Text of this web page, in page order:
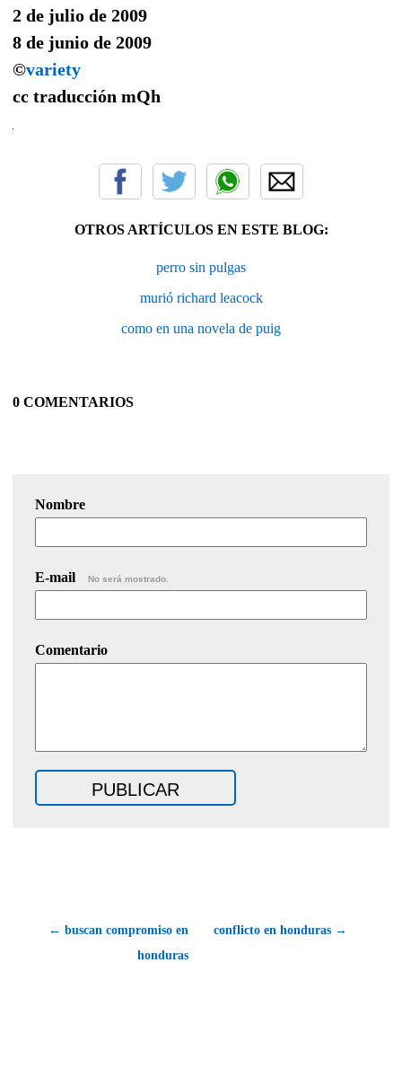
2 de julio de 2009
8 de junio de 2009
©variety
cc traducción mQh
OTROS ARTÍCULOS EN ESTE BLOG:
perro sin pulgas
murió richard leacock
como en una novela de puig
0 COMENTARIOS
Nombre
E-mail No será mostrado.
Comentario
← buscan compromiso en
honduras
conflicto en honduras →